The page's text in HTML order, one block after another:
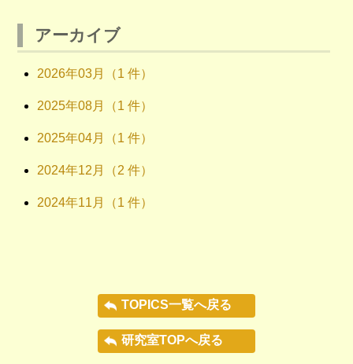
アーカイブ
2026年03月（1 件）
2025年08月（1 件）
2025年04月（1 件）
2024年12月（2 件）
2024年11月（1 件）
TOPICS一覧へ戻る
研究室TOPへ戻る